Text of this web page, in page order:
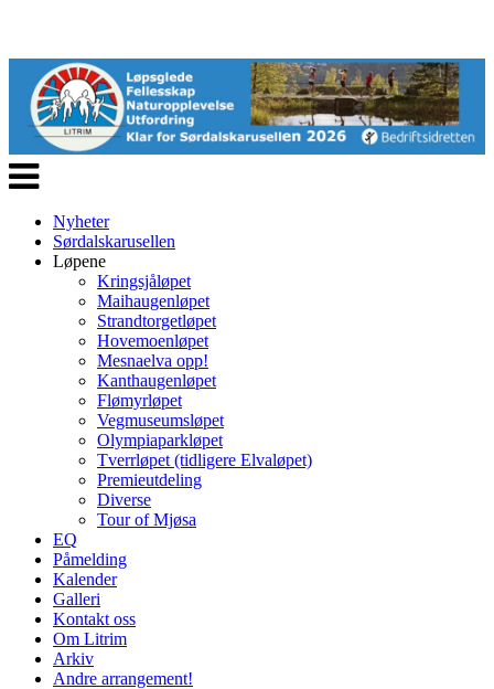
Veksle
navigasjon
Nyheter
Sørdalskarusellen
Løpene
Kringsjåløpet
Maihaugenløpet
Strandtorgetløpet
Hovemoenløpet
Mesnaelva opp!
Kanthaugenløpet
Flømyrløpet
Vegmuseumsløpet
Olympiaparkløpet
Tverrløpet (tidligere Elvaløpet)
Premieutdeling
Diverse
Tour of Mjøsa
EQ
Påmelding
Kalender
Galleri
Kontakt oss
Om Litrim
Arkiv
Andre arrangement!